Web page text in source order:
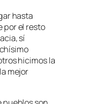
hasta
por el resto
sí
hicimos la
mejor